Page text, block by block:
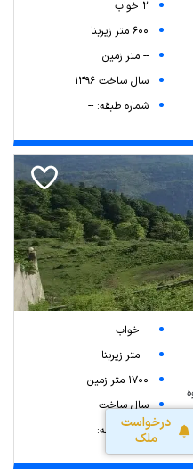
درخواست
ملک
2 خواب
600 متر زیربنا
-- متر زمین
سال ساخت 1396
شماره طبقه: --
-- خواب
-- متر زیربنا
1700 متر زمین
سال ساخت --
شماره طبقه: --